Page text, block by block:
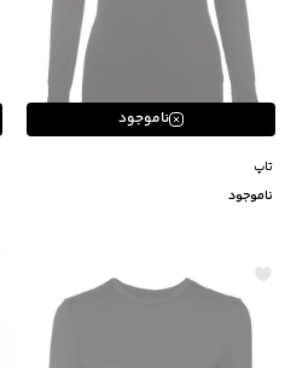
ناموجود
تاپ
ناموجود